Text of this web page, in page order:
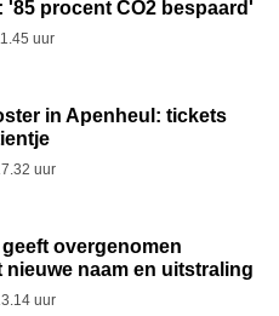
'85 procent CO2 bespaard'
uur
in Apenheul: tickets
uur
overgenomen
nieuwe naam en uitstraling
uur